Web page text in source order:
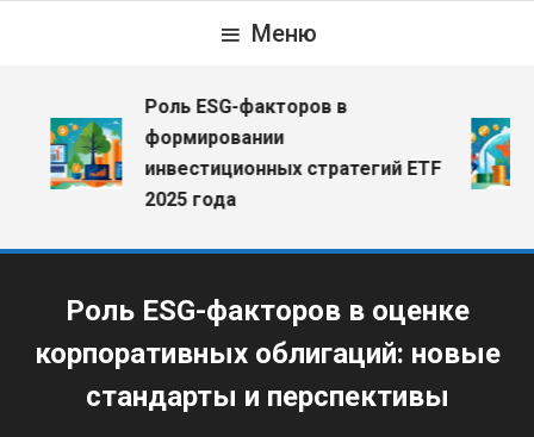
Меню
Роль ESG-факторов в
формировании
инвестиционных стратегий ETF
2025 года
Роль ESG-факторов в оценке
корпоративных облигаций: новые
стандарты и перспективы